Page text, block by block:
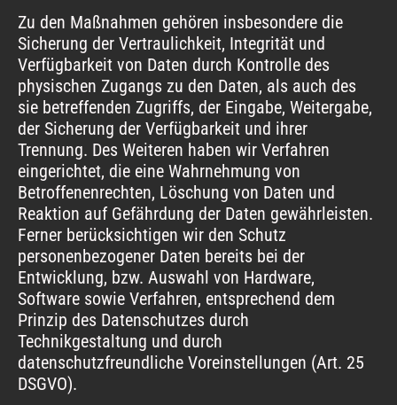
Zu den Maßnahmen gehören insbesondere die
Sicherung der Vertraulichkeit, Integrität und
Verfügbarkeit von Daten durch Kontrolle des
physischen Zugangs zu den Daten, als auch des
sie betreffenden Zugriffs, der Eingabe, Weitergabe,
der Sicherung der Verfügbarkeit und ihrer
Trennung. Des Weiteren haben wir Verfahren
eingerichtet, die eine Wahrnehmung von
Betroffenenrechten, Löschung von Daten und
Reaktion auf Gefährdung der Daten gewährleisten.
Ferner berücksichtigen wir den Schutz
personenbezogener Daten bereits bei der
Entwicklung, bzw. Auswahl von Hardware,
Software sowie Verfahren, entsprechend dem
Prinzip des Datenschutzes durch
Technikgestaltung und durch
datenschutzfreundliche Voreinstellungen (Art. 25
DSGVO).